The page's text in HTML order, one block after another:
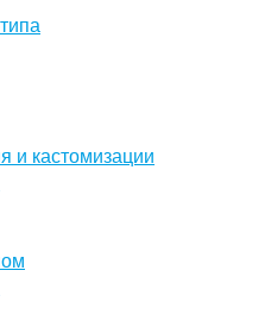
и кастомизации